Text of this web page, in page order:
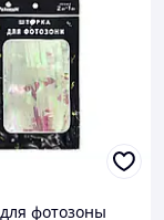
фотозоны